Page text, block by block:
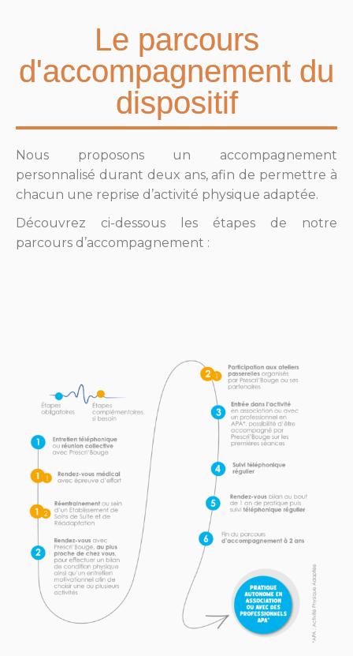
Le parcours
d'accompagnement du
dispositif
Nous proposons un accompagnement
personnalisé durant deux ans, afin de permettre à
chacun une reprise d’activité physique adaptée.
Découvrez ci-dessous les étapes de notre
parcours d’accompagnement :